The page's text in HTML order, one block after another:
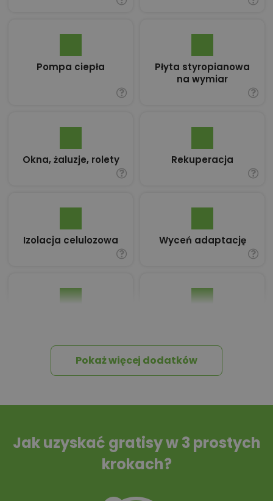
Pompa ciepła
Płyta styropianowa
na wymiar
Okna, żaluzje, rolety Rekuperacja
Izolacja celulozowa Wyceń adaptację
ścieków
Pokaż więcej dodatków
Jak uzyskać gratisy w 3 prostych
krokach?